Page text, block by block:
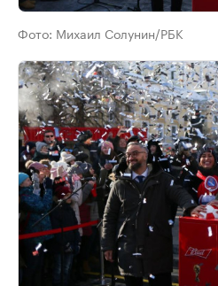
Фото: Михаил Солунин/РБК